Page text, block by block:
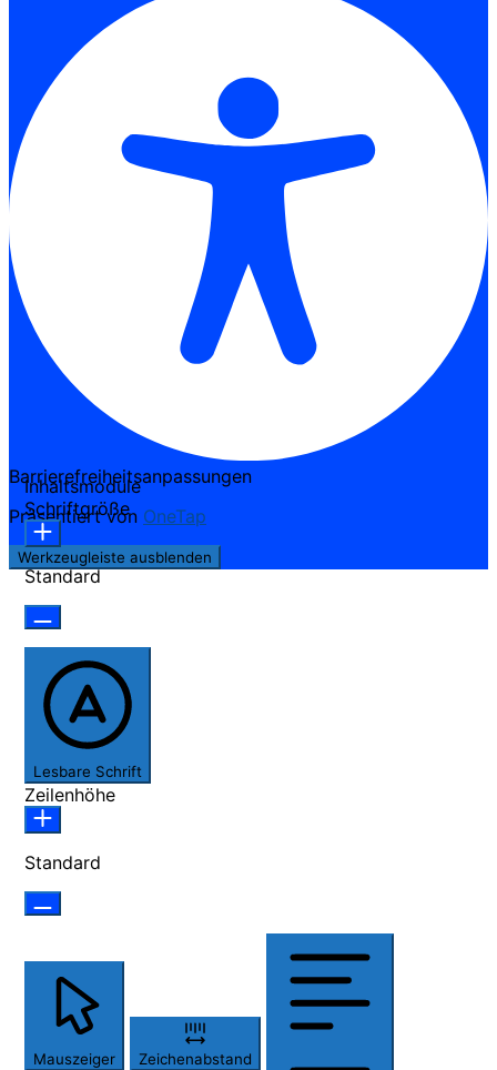
Barrierefreiheitsanpassungen
Präsentiert von OneTap
Werkzeugleiste ausblenden
Inhaltsmodule
Schriftgröße
Standard
Lesbare Schrift
Zeilenhöhe
Standard
Mauszeiger Zeichenabstand